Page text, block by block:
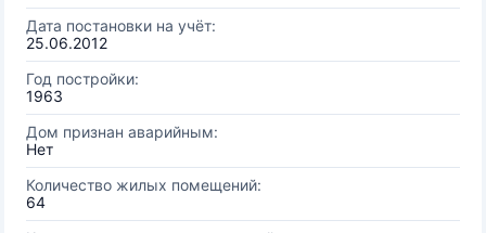
Дата постановки на учёт:
25.06.2012
Год постройки:
1963
Дом признан аварийным:
Нет
Количество жилых помещений:
64